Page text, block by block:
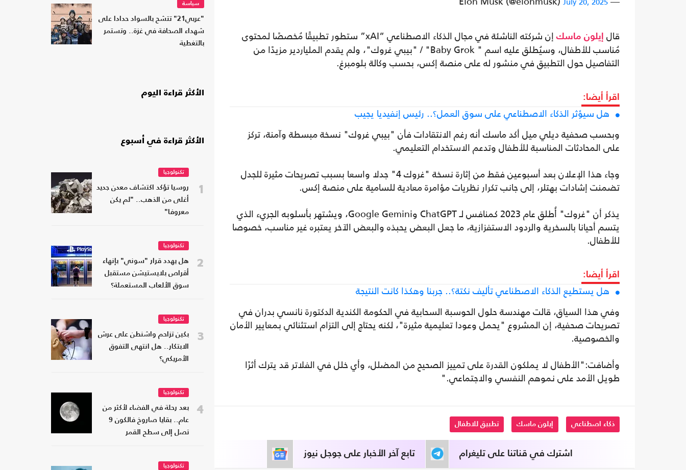
قال إيلون ماسك
إن شركته الناشئة في مجال الذكاء الاصطناعي “xAI” ستطور تطبيقًا مُخصصًا لمحتوى
مُناسب للأطفال، وسيُطلق عليه اسم " Baby Grok" / "بيبي غروك"، ولم يقدم الملياردير مزيدًا من
التفاصيل حول التطبيق في منشور له على منصة إكس، بحسب وكالة بلومبرغ.
اقرأ أيضا:
هل سيؤثر الذكاء الاصطناعي على سوق العمل؟.. رئيس إنفيديا يجيب
وبحسب صحفية ديلي ميل أكد ماسك أنه رغم الانتقادات فأن "بيبي غروك" نسخة مبسطة وآمنة، تركز
على المحادثات المناسبة للأطفال وتدعم الاستخدام التعليمي.
وجاء هذا الإعلان بعد أسبوعين فقط من إثارة نسخة "غروك 4" جدلا واسعا بسبب تصريحات مثيرة للجدل
تضمنت إشادات بهتلر، إلى جانب تكرار نظريات مؤامرة معادية للسامية على منصة إكس.
يذكر أن "غروك" أُطلق عام 2023 كمنافس لـ ChatGPT وGoogle Gemini، ويشتهر بأسلوبه الجريء الذي
يتسم أحيانا بالسخرية والردود الاستفزازية، ما جعل البعض يحبذه والبعض الآخر يعتبره غير مناسب، خصوصا
للأطفال.
اقرأ أيضا:
هل يستطيع الذكاء الاصطناعي تأليف نكتة؟.. جربنا وهكذا كانت النتيجة
وفي هذا السياق، قالت مهندسة حلول الحوسبة السحابية في الحكومة الكندية الدكتورة نانسي بدران في
تصريحات صحفية، إن المشروع "يحمل وعودا تعليمية مثيرة"، لكنه يحتاج إلى التزام استثنائي بمعايير الأمان
والخصوصية.
وأضافت:"الأطفال لا يملكون القدرة على تمييز الصحيح من المضلل، وأي خلل في الفلاتر قد يترك أثرًا
طويل الأمد على نموهم النفسي والاجتماعي."
ذكاء اصطناعي إيلون ماسك تطبيق للاطفال
تابع آخر الأخبار على جوجل نيوز اشترك في قناتنا على تليغرام
سياسة
"عربي21" تتشح بالسواد حدادا على
شهداء الصحافة في غزة.. وتستمر
بالتغطية
الأكثر قراءة اليوم
الأكثر قراءة في أسبوع
1
تكنولوجيا
روسيا تؤكد اكتشاف معدن جديد
أغلى من الذهب.. "لم يكن
معروفا"
2
تكنولوجيا
هل يهدد قرار "سوني" بإنهاء
أقراص بلايستيشن مستقبل
سوق الألعاب المستعملة؟
3
تكنولوجيا
بكين تزاحم واشنطن على عرش
الابتكار.. هل انتهى التفوق
الأمريكي؟
4
تكنولوجيا
بعد رحلة في الفضاء لأكثر من
عام.. بقايا صاروخ فالكون 9
تصل إلى سطح القمر
تكنولوجيا